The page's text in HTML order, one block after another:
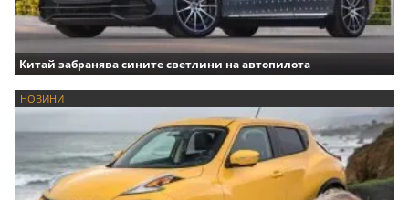
Китай забранява сините светлини на автопилота
НОВИНИ